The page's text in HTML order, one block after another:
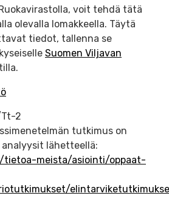
voit tehdä tätä
olevalla lomakkeella. Täytä
tiedot, tallenna se
Suomen Viljavan
Tt-2
tutkimus on
lähetteellä:
tietoa-meista/asiointi/oppaat-